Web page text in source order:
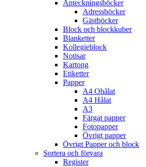
Anteckningsböcker
Adressböcker
Gästböcker
Block och blockkuber
Blanketter
Kollegieblock
Notisar
Kartong
Etiketter
Papper
A4 Ohålat
A4 Hålat
A3
Färgat papper
Fotopapper
Övrigt papper
Övrigt Papper och block
Sortera och förvara
Register